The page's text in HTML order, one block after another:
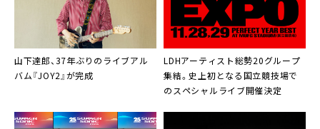
山下達郎、37年ぶりのライブアル
バム『JOY2』が完成
LDHアーティスト総勢20グループ
集結。史上初となる国立競技場で
のスペシャルライブ開催決定